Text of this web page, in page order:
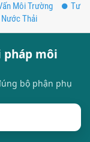
Môi Trường
Tư
Nước Thải
pháp môi
bộ phận phụ